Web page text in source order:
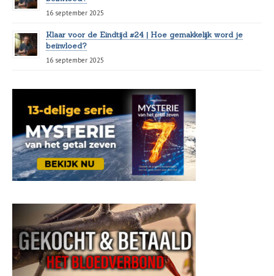
16 september 2025
Klaar voor de Eindtijd #24 | Hoe gemakkelijk word je
beïnvloed?
16 september 2025